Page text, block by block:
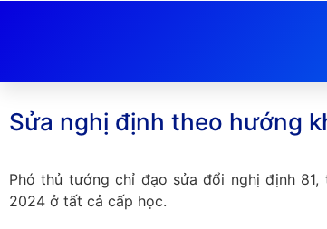
Sửa nghị định theo hướng
Phó thủ tướng chỉ đạo sửa đổi nghị định
2024 ở tất cả cấp học.